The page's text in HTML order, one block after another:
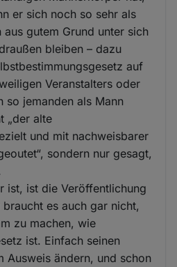
er sich noch so sehr als
aus gutem Grund unter sich
bleiben – dazu
auf
Veranstalters oder
so jemanden als Mann
„der alte
und mit nachweisbarer
sondern nur gesagt,
ist, ist die Veröffentlichung
es auch gar nicht,
zu machen, wie
ist. Einfach seinen
Ausweis ändern, und schon